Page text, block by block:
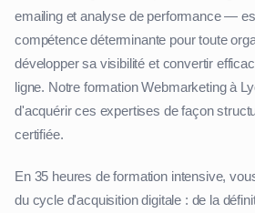
emailing et analyse de performance —
compétence déterminante pour toute
développer sa visibilité et convertir
ligne. Notre formation Webmarketing à
d'acquérir ces expertises de façon
certifiée.
En 35 heures de formation intensive,
du cycle d'acquisition digitale : de la